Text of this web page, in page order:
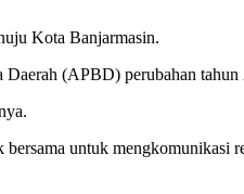
Kota Banjarmasin.
Daerah (APBD) perubahan tahun
untuk mengkomunikasi